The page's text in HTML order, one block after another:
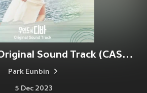
무인도의 디바 Original Sound Track (CASTAWAY DIVA Original Sound Track)
Park Eunbin
5 Dec 2023